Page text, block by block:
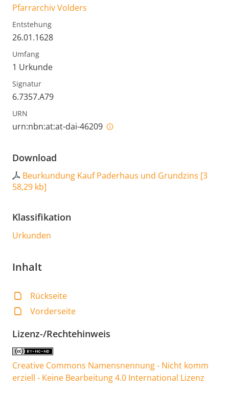
Pfarrarchiv Volders
Entstehung
26.01.1628
Umfang
1 Urkunde
Signatur
6.7357.A79
URN
urn:nbn:at:at-dai-46209
Download
Beurkundung Kauf Paderhaus und Grundzins [3
58,29 kb]
Klassifikation
Urkunden
Inhalt
Rückseite
Vorderseite
Lizenz-/Rechtehinweis
Creative Commons Namensnennung - Nicht komm
erziell - Keine Bearbeitung 4.0 International Lizenz